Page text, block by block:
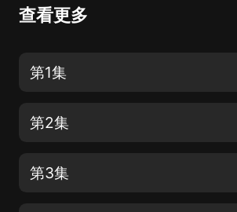
查看更多
第1集
第2集
第3集